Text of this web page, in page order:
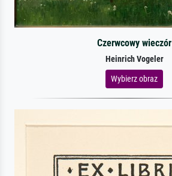
Czerwcowy wieczór
Heinrich Vogeler
Wybierz obraz